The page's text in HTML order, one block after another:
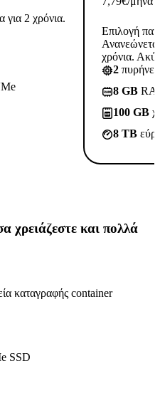
για 2 χρόνια.
Επιλογή
χρόνια.
2
8 GB
100 GB
8 TB
χρειάζεστε και πολλά
καταγραφής container
SSD